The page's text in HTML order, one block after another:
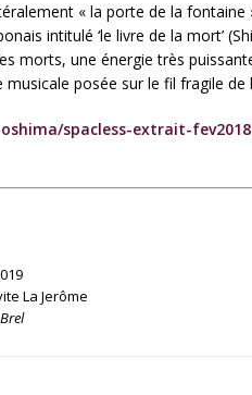
« la porte de la
intitulé ‘le livre de la mort’
morts, une énergie très
posée sur le fil fragile de
spacless-extrait-fev2018
La Jerôme